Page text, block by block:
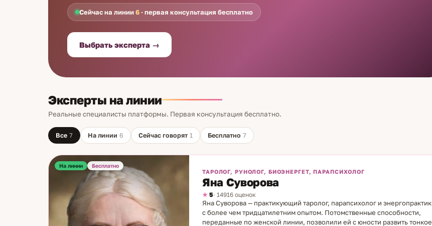
Сейчас на линии6 · первая консультация бесплатно
Выбрать эксперта →
Эксперты на линии
Реальные специалисты платформы. Первая консультация бесплатно.
Все 7 На линии 6 Сейчас говорят 1 Бесплатно 7
На линии Бесплатно
ТАРОЛОГ, РУНОЛОГ, БИОЭНЕРГЕТ, ПАРАПСИХОЛОГ
Яна Суворова
5· 14916 оценок
Яна Суворова — практикующий таролог, парапсихолог и энергопрактик
с более чем тридцатилетним опытом. Потомственные способности,
переданные по женской линии, позволили ей с юности развить тонкое